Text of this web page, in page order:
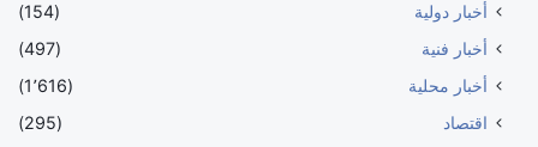
أخبار دولية
(154)
أخبار فنية
(497)
أخبار محلية
(1٬616)
اقتصاد
(295)